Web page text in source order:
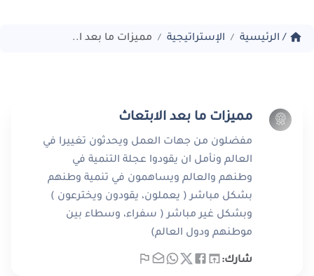
home
/ الرئيسية / الإستراتيجية / مميزات ما بعد ا..
مميزات ما بعد الابتعاث
مفضلون من جهات العمل ويحدثون تغييرا في
العالم ونأمل ان يقودوا عجلة التنمية في
وطنهم والعالم ويساهمون في تنمية وطنهم
بشكل مباشر ( يعملون، يقودون ويخترعون )
وبشكل غير مباشر ( سفراء، وسطاء بين
موطنهم ودول العالم)
شارك: